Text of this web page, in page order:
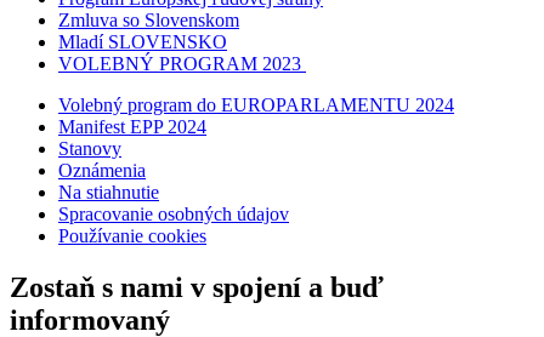
Zmluva so Slovenskom
Mladí SLOVENSKO
VOLEBNÝ PROGRAM 2023
Volebný program do EUROPARLAMENTU 2024
Manifest EPP 2024
Stanovy
Oznámenia
Na stiahnutie
Spracovanie osobných údajov
Používanie cookies
Zostaň s nami v spojení a buď
informovaný